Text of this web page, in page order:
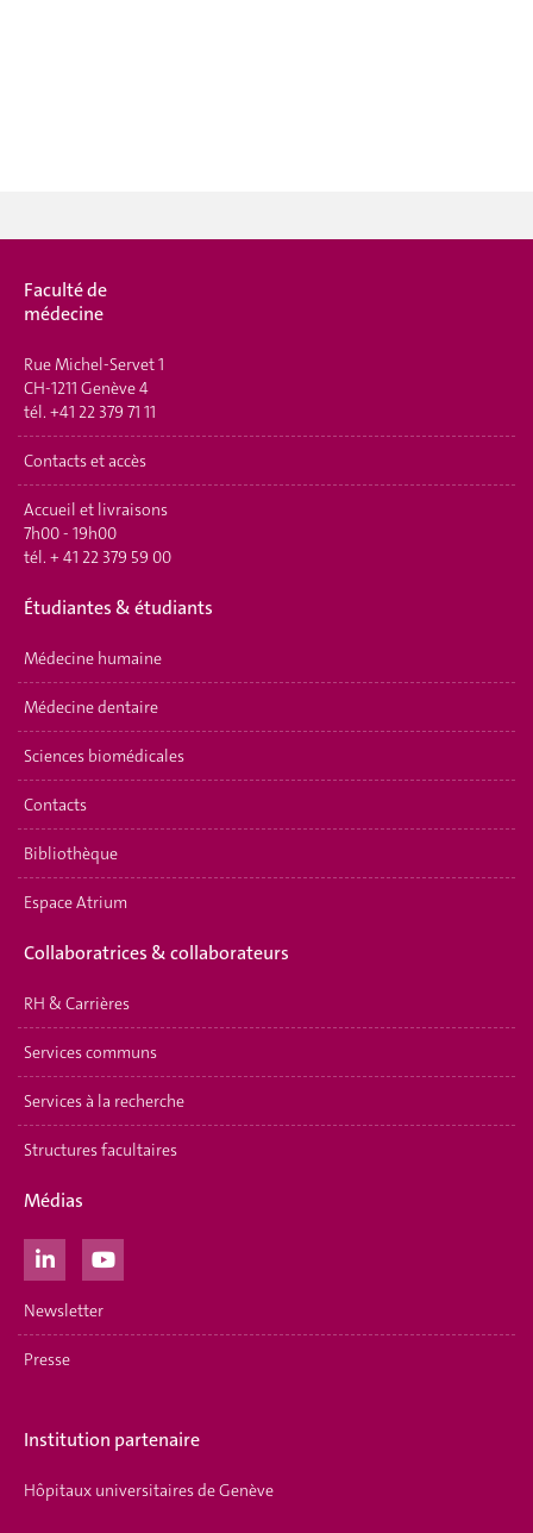
Faculté de
médecine
Rue Michel-Servet 1
CH-1211 Genève 4
tél. +41 22 379 71 11
Contacts et accès
Accueil et livraisons
7h00 - 19h00
tél. + 41 22 379 59 00
Étudiantes & étudiants
Médecine humaine
Médecine dentaire
Sciences biomédicales
Contacts
Bibliothèque
Espace Atrium
Collaboratrices & collaborateurs
RH & Carrières
Services communs
Services à la recherche
Structures facultaires
Médias
Newsletter
Presse
Institution partenaire
Hôpitaux universitaires de Genève